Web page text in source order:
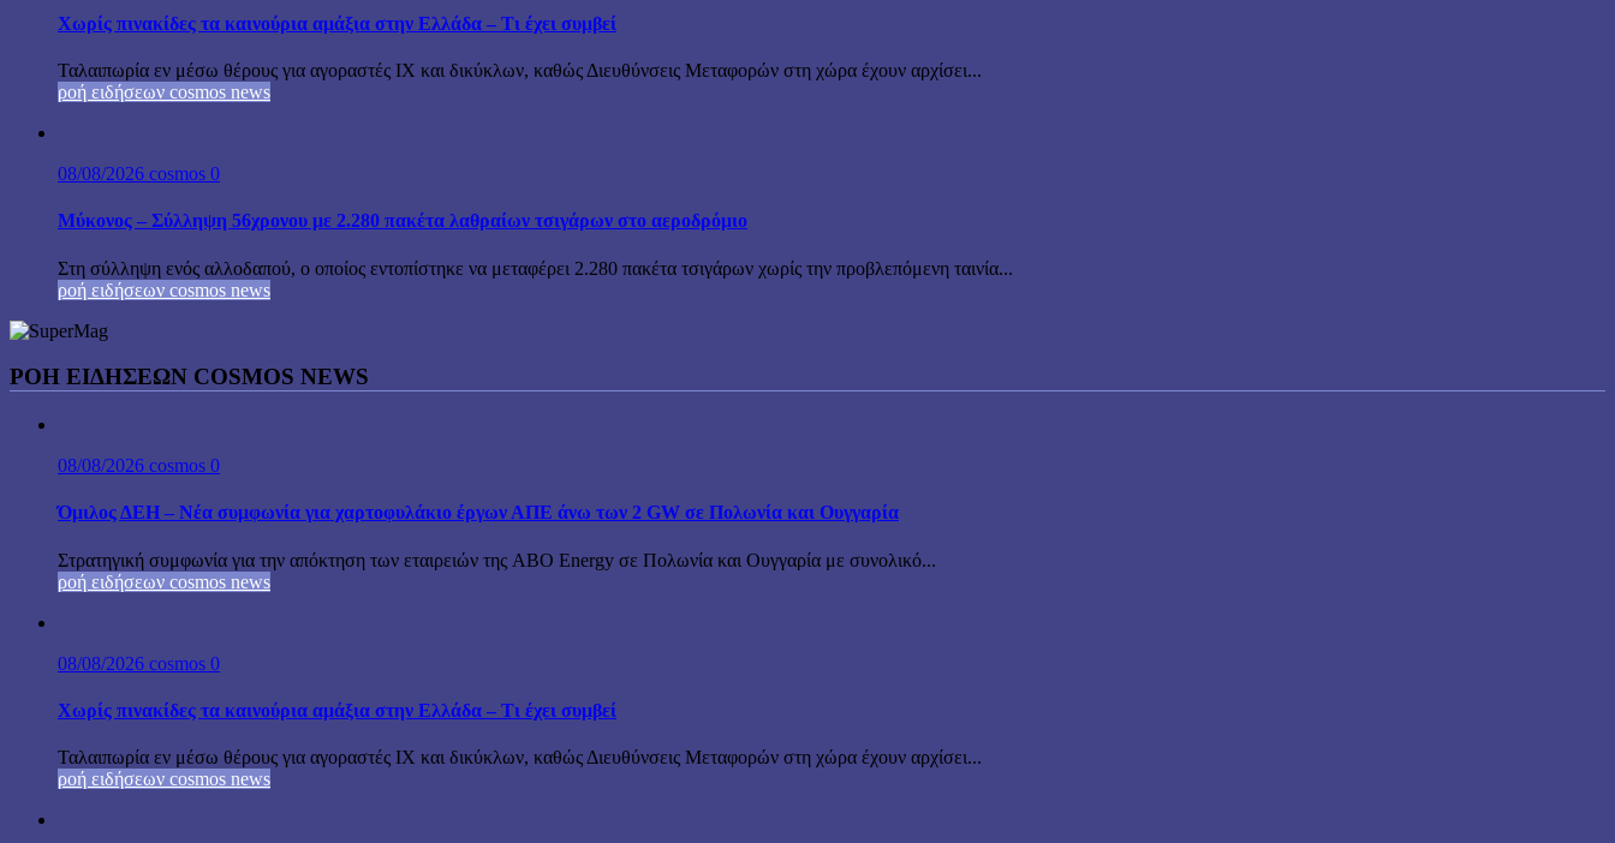
Χωρίς πινακίδες τα καινούρια αμάξια στην Ελλάδα – Τι έχει συμβεί
Ταλαιπωρία εν μέσω θέρους για αγοραστές ΙΧ και δικύκλων, καθώς Διευθύνσεις Μεταφορών στη χώρα έχουν αρχίσει...
ροή ειδήσεων cosmos news
08/08/2026 cosmos 0
Μύκονος – Σύλληψη 56χρονου με 2.280 πακέτα λαθραίων τσιγάρων στο αεροδρόμιο
Στη σύλληψη ενός αλλοδαπού, ο οποίος εντοπίστηκε να μεταφέρει 2.280 πακέτα τσιγάρων χωρίς την προβλεπόμενη ταινία...
ροή ειδήσεων cosmos news
ΡΟΉ ΕΙΔΉΣΕΩΝ COSMOS NEWS
08/08/2026 cosmos 0
Όμιλος ΔΕΗ – Νέα συμφωνία για χαρτοφυλάκιο έργων ΑΠΕ άνω των 2 GW σε Πολωνία και Ουγγαρία
Στρατηγική συμφωνία για την απόκτηση των εταιρειών της ABO Energy σε Πολωνία και Ουγγαρία με συνολικό...
ροή ειδήσεων cosmos news
08/08/2026 cosmos 0
Χωρίς πινακίδες τα καινούρια αμάξια στην Ελλάδα – Τι έχει συμβεί
Ταλαιπωρία εν μέσω θέρους για αγοραστές ΙΧ και δικύκλων, καθώς Διευθύνσεις Μεταφορών στη χώρα έχουν αρχίσει...
ροή ειδήσεων cosmos news